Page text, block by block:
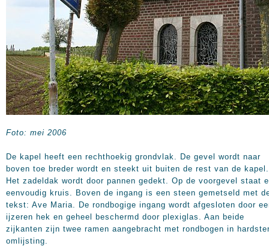
Foto: mei 2006
De kapel heeft een rechthoekig grondvlak. De gevel wordt naar
boven toe breder wordt en steekt uit buiten de rest van de kapel.
Het zadeldak wordt door pannen gedekt. Op de voorgevel staat
eenvoudig kruis. Boven de ingang is een steen gemetseld met
tekst: Ave Maria. De rondbogige ingang wordt afgesloten door
ijzeren hek en geheel beschermd door plexiglas. Aan beide
zijkanten zijn twee ramen aangebracht met rondbogen in
omlijsting.